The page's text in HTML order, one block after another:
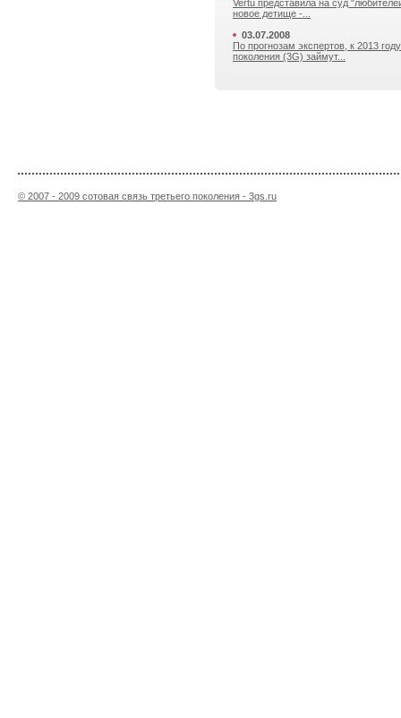
Vertu представила на суд
новое детище -...
03.07.2008
По прогнозам экспертов, к 2013
поколения (3G) займут...
© 2007 - 2009 сотовая связь третьего поколения - 3gs.ru